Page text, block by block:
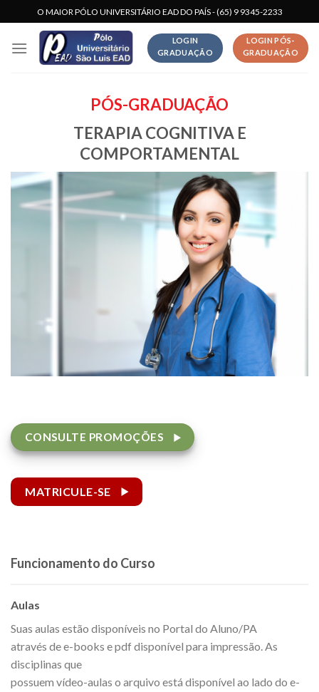
to
content
O MAIOR PÓLO UNIVERSITÁRIO EAD DO PAÍS - (65) 9 9345-2233
LOGIN
GRADUAÇÃO
LOGIN PÓS-
GRADUAÇÃO
PÓS-GRADUAÇÃO
TERAPIA COGNITIVA E
COMPORTAMENTAL
CONSULTE PROMOÇÕES
MATRICULE-SE
Funcionamento do Curso
Aulas
Suas aulas estão disponíveis no Portal do Aluno/PA
através de e-books e pdf disponível para impressão. As
disciplinas que
possuem vídeo-aulas o arquivo está disponível ao lado do e-